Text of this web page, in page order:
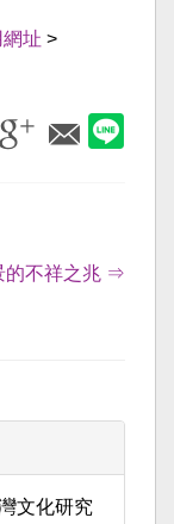
址 >
的不祥之兆 ⇒
文化研究